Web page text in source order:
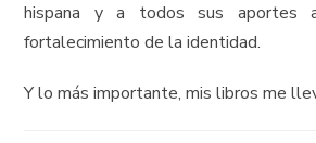
hispana y a todos sus
fortalecimiento de la identidad.
Y lo más importante, mis libros me